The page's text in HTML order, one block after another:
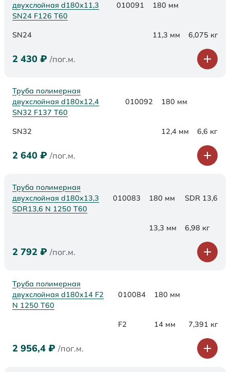
двухслойная d180х11,3
SN24 F126 Т60
010091 180 мм
SN24 11,3 мм 6,075 кг
2 430 ₽ /пог.м.
Труба полимерная
двухслойная d180х12,4
SN32 F137 Т60
010092 180 мм
SN32 12,4 мм 6,6 кг
2 640 ₽ /пог.м.
Труба полимерная
двухслойная d180x13,3
SDR13,6 N 1250 Т60
010083 180 мм SDR 13,6
13,3 мм 6,98 кг
2 792 ₽ /пог.м.
Труба полимерная
двухслойная d180x14 F2
N 1250 Т60
010084 180 мм
F2 14 мм 7,391 кг
2 956,4 ₽ /пог.м.